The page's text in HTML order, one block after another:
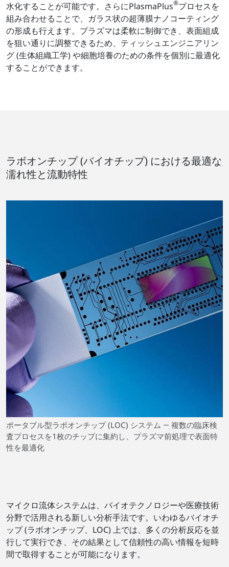
水化することが可能です。さらにPlasmaPlus®プロセスを
組み合わせることで、ガラス状の超薄膜ナノコーティング
の形成も行えます。プラズマは柔軟に制御でき、表面組成
を狙い通りに調整できるため、ティッシュエンジニアリン
グ (生体組織工学) や細胞培養のための条件を個別に最適化
することができます。
ラボオンチップ (バイオチップ) における最適な
濡れ性と流動特性
ポータブル型ラボオンチップ (LOC) システム ― 複数の臨床検
査プロセスを1枚のチップに集約し、プラズマ前処理で表面特
性を最適化
マイクロ流体システムは、バイオテクノロジーや医療技術
分野で活用される新しい分析手法です。いわゆるバイオチ
ップ (ラボオンチップ、LOC) 上では、多くの分析反応を並
行して実行でき、その結果として信頼性の高い情報を短時
間で取得することが可能になります。